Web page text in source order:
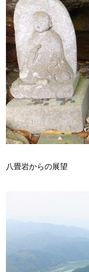
八畳岩からの展望